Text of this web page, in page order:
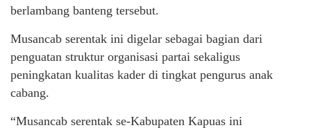
berlambang banteng tersebut.
Musancab serentak ini digelar sebagai bagian dari
penguatan struktur organisasi partai sekaligus
peningkatan kualitas kader di tingkat pengurus anak
cabang.
“Musancab serentak se-Kabupaten Kapuas ini